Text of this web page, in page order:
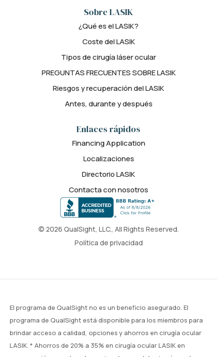
© 2026 QualSight, LLC., All Rights Reserved.
Política de privacidad
Sobre LASIK
¿Qué es el LASIK?
Coste del LASIK
Tipos de cirugía láser ocular
PREGUNTAS FRECUENTES SOBRE LASIK
Riesgos y recuperación del LASIK
Antes, durante y después
Enlaces rápidos
Financing Application
Localizaciones
Directorio LASIK
Contacta con nosotros
El programa de QualSight no es un beneficio asegurado. El
programa de QualSight está disponible para los miembros para
brindar acceso a calidad, opciones y ahorros en cirugía ocular
LASIK. * Ahorros de 20% a 35% en cirugía ocular LASIK en